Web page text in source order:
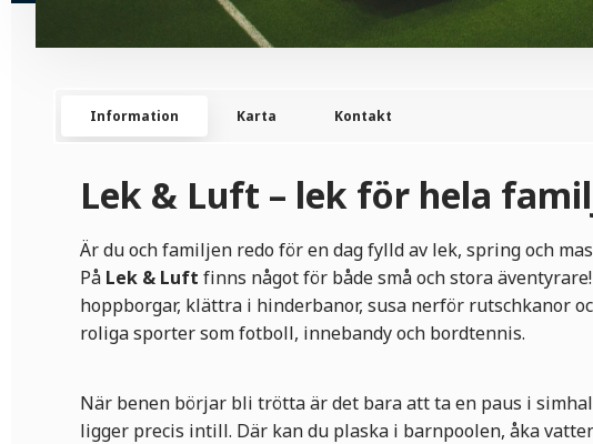
Information Karta Kontakt
Lek & Luft – lek för hela
Är du och familjen redo för en dag fylld av lek, spring och
På Lek & Luft finns något för både små och stora
hoppborgar, klättra i hinderbanor, susa nerför rutschkanor
roliga sporter som fotboll, innebandy och bordtennis.
När benen börjar bli trötta är det bara att ta en paus i
ligger precis intill. Där kan du plaska i barnpoolen, åka